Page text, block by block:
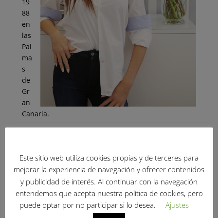
88
en
las
Pal
ma
s
de
Gr
an
Canaria.
Con 17 años se trasladó a Madrid a estudiar Diseño
de Moda, posteriormente hizo dos másteres, uno
depersonal shoppery otro decoolhunter
Tras terminar sus estudios se tropezó con la
dificultad de encontrar trabajo, ya que ninguna
Este sitio web utiliza cookies propias y de terceres para
mejorar la experiencia de navegación y ofrecer contenidos
y publicidad de interés. Al continuar con la navegación
entendemos que acepta nuestra política de cookies, pero
puede optar por no participar si lo desea.
Ajustes